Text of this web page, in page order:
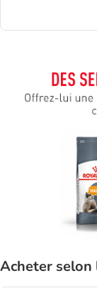
Acheter selon